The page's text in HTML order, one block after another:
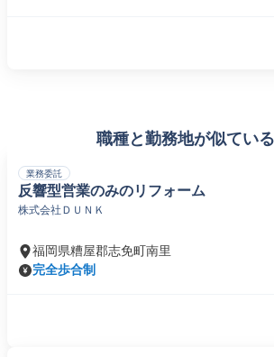
職種と勤務地が似てい
業務委託
反響型営業のみのリフォーム
株式会社ＤＵＮＫ
福岡県糟屋郡志免町南里
完全歩合制